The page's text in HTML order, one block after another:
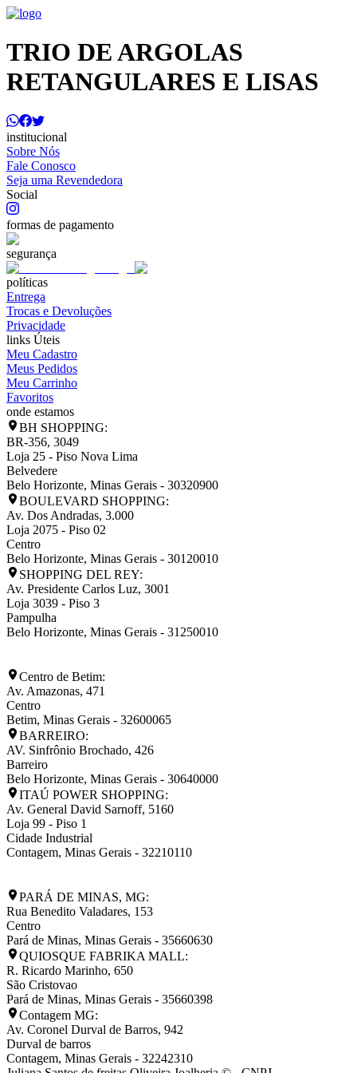
TRIO DE ARGOLAS
RETANGULARES E LISAS
institucional
Sobre Nós
Fale Conosco
Seja uma Revendedora
Social
formas de pagamento
segurança
políticas
Entrega
Trocas e Devoluções
Privacidade
links Úteis
Meu Cadastro
Meus Pedidos
Meu Carrinho
Favoritos
onde estamos
BH SHOPPING:
BR-356, 3049
Loja 25 - Piso Nova Lima
Belvedere
Belo Horizonte, Minas Gerais - 30320900
BOULEVARD SHOPPING:
Av. Dos Andradas, 3.000
Loja 2075 - Piso 02
Centro
Belo Horizonte, Minas Gerais - 30120010
SHOPPING DEL REY:
Av. Presidente Carlos Luz, 3001
Loja 3039 - Piso 3
Pampulha
Belo Horizonte, Minas Gerais - 31250010
Centro de Betim:
Av. Amazonas, 471
Centro
Betim, Minas Gerais - 32600065
BARREIRO:
AV. Sinfrônio Brochado, 426
Barreiro
Belo Horizonte, Minas Gerais - 30640000
ITAÚ POWER SHOPPING:
Av. General David Sarnoff, 5160
Loja 99 - Piso 1
Cidade Industrial
Contagem, Minas Gerais - 32210110
PARÁ DE MINAS, MG:
Rua Benedito Valadares, 153
Centro
Pará de Minas, Minas Gerais - 35660630
QUIOSQUE FABRIKA MALL:
R. Ricardo Marinho, 650
São Cristovao
Pará de Minas, Minas Gerais - 35660398
Contagem MG:
Av. Coronel Durval de Barros, 942
Durval de barros
Contagem, Minas Gerais - 32242310